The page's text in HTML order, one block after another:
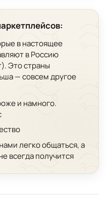
в настоящее
в Россию
Это страны
— совсем другое
и намного.
легко общаться, а
всегда получится